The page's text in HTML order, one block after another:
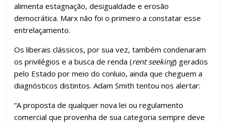
alimenta estagnação, desigualdade e erosão
democrática. Marx não foi o primeiro a constatar esse
entrelaçamento.
Os liberais clássicos, por sua vez, também condenaram
os privilégios e a busca de renda (rent seeking) gerados
pelo Estado por meio do conluio, ainda que cheguem a
diagnósticos distintos. Adam Smith tentou nos alertar:
“A proposta de qualquer nova lei ou regulamento
comercial que provenha de sua categoria sempre deve